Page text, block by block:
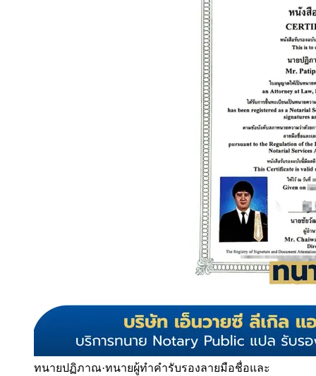
ทนายปฏิภาณ·ทนายผู้ทำคำรับรองลายมือชื่อและ